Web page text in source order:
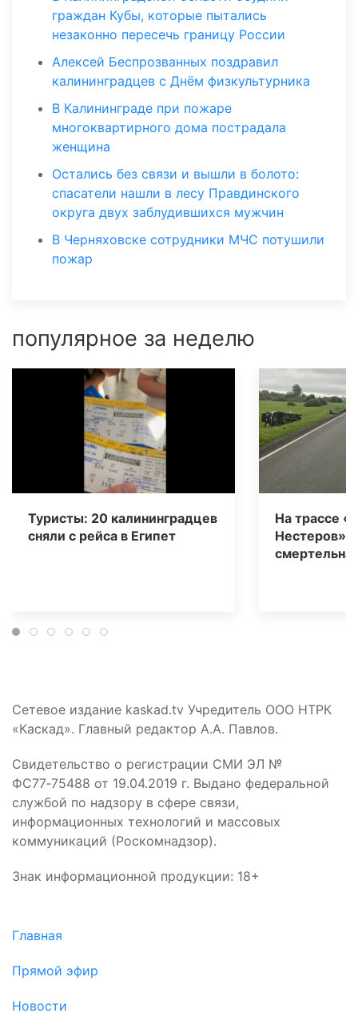
граждан Кубы, которые пытались
незаконно пересечь границу России
Алексей Беспрозванных поздравил
калининградцев с Днём физкультурника
В Калининграде при пожаре
многоквартирного дома пострадала
женщина
Остались без связи и вышли в болото:
спасатели нашли в лесу Правдинского
округа двух заблудившихся мужчин
В Черняховске сотрудники МЧС потушили
пожар
популярное за неделю
Туристы: 20 калининградцев
сняли с рейса в Египет
На трассе
Нестеров»
Сетевое издание kaskad.tv Учредитель ООО НТРК
«Каскад». Главный редактор А.А. Павлов.
Свидетельство о регистрации СМИ ЭЛ №
ФС77‑75488 от 19.04.2019 г. Выдано федеральной
службой по надзору в сфере связи,
информационных технологий и массовых
коммуникаций (Роскомнадзор).
Знак информационной продукции: 18+
Главная
Прямой эфир
Новости